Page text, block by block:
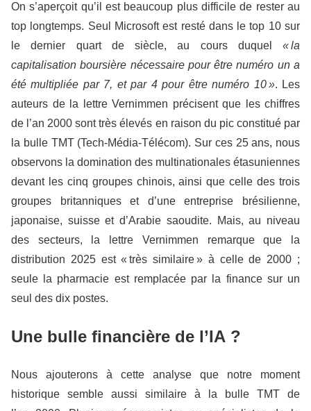
On s’aperçoit qu’il est beaucoup plus difficile de rester au
top longtemps. Seul Microsoft est resté dans le top 10 sur
le dernier quart de siècle, au cours duquel « la
capitalisation boursière nécessaire pour être numéro un a
été multipliée par 7, et par 4 pour être numéro 10 ». Les
auteurs de la lettre Vernimmen précisent que les chiffres
de l’an 2000 sont très élevés en raison du pic constitué par
la bulle TMT (Tech-Média-Télécom). Sur ces 25 ans, nous
observons la domination des multinationales étasuniennes
devant les cinq groupes chinois, ainsi que celle des trois
groupes britanniques et d’une entreprise brésilienne,
japonaise, suisse et d’Arabie saoudite. Mais, au niveau
des secteurs, la lettre Vernimmen remarque que la
distribution 2025 est « très similaire » à celle de 2000 ;
seule la pharmacie est remplacée par la finance sur un
seul des dix postes.
Une bulle financière de l’IA ?
Nous ajouterons à cette analyse que notre moment
historique semble aussi similaire à la bulle TMT de